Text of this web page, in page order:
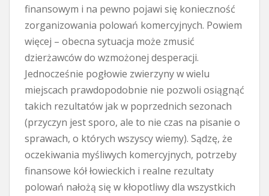
finansowym i na pewno pojawi się konieczność
zorganizowania polowań komercyjnych. Powiem
więcej – obecna sytuacja może zmusić
dzierżawców do wzmożonej desperacji.
Jednocześnie pogłowie zwierzyny w wielu
miejscach prawdopodobnie nie pozwoli osiągnąć
takich rezultatów jak w poprzednich sezonach
(przyczyn jest sporo, ale to nie czas na pisanie o
sprawach, o których wszyscy wiemy). Sądzę, że
oczekiwania myśliwych komercyjnych, potrzeby
finansowe kół łowieckich i realne rezultaty
polowań nałożą się w kłopotliwy dla wszystkich